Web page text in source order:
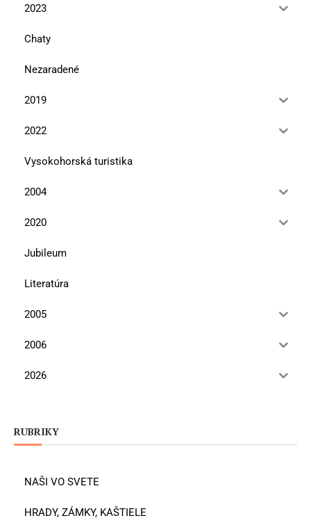
2023
Chaty
Nezaradené
2019
2022
Vysokohorská turistika
2004
2020
Jubileum
Literatúra
2005
2006
2026
RUBRIKY
NAŠI VO SVETE
HRADY, ZÁMKY, KAŠTIELE